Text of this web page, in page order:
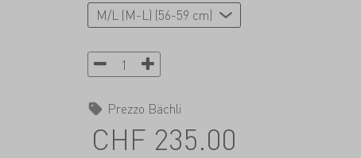
Prezzo Bächli
CHF 235.00